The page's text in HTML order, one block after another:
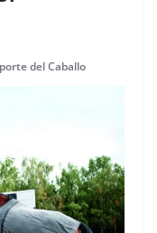
del Caballo